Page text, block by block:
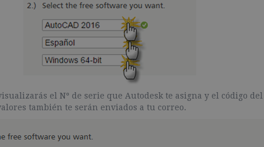
el Nº de serie que Autodesk te asigna y el código del
también te serán enviados a tu correo.